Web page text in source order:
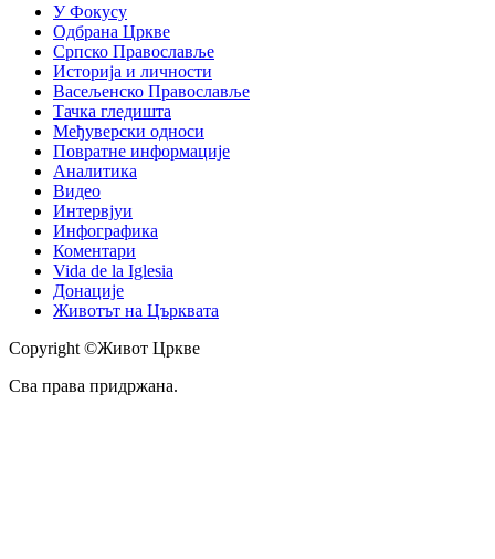
У Фокусу
Одбрана Цркве
Српско Православље
Историја и личности
Васељенско Православље
Тачка гледишта
Међуверски односи
Повратне информације
Аналитика
Видео
Интервјуи
Инфографика
Коментари
Vida de la Iglesia
Донације
Животът на Църквата
Copyright ©Живот Цркве
Сва права придржана.